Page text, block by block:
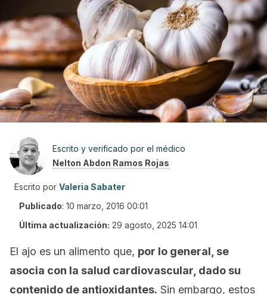
Escrito y verificado por el médico
Nelton Abdon Ramos Rojas
Escrito por Valeria Sabater
Publicado: 10 marzo, 2016 00:01
Última actualización: 29 agosto, 2025 14:01
El ajo es un alimento que, por lo general, se
asocia con la salud cardiovascular, dado su
contenido de antioxidantes. Sin embargo, estos